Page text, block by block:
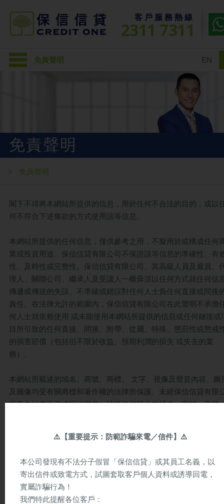
客戶服務熱線
2311 7311
免責聲明 EN
免責聲明
免責聲明
閣下不得將本網站所提供的信息，用於任何不合法的目的，或以
何不符合下述條款的方式使用該等信息。
本網站所提供的任何信息，僅供參考之用，不擬用於或構成任何
業或投資用途。保信信貸有限公司不保證該等信息的準確性、有
性、及時性或完整性。保信信貸有限公司、其高級人員及雇員、
理人、關聯公司、繼承人及受讓人一概毋須以任何方式就任何信
傳遞或傳送的失誤、不準確或錯誤對任何人士負任何直接或間接
責任。在法律允許的範圍內，保信信貸有限公司在此聲明不承擔
何人士就依賴使用 或未能使用本網站所提供的信息或任何鏈接或
目所引致的任何直接、間接、附帶、從屬、特殊、懲罰性或懲戒
的損害賠償（包括但不限於收益、預期利潤的損失 或失去的業
務）。
本網站所載述的域名、商號、商標、 文字、視像及聲音內容、圖
及圖像均受有關商標和著作權的法律所保護。未經保信信貸有限
司事先以書面形式明確同意，該等任何部分的域名、商號、商標
責。本集團對可與本網址連接的網站所提供資料、內容的準確性
適用性不承擔任何責任，亦不保障瀏覽人士對第三者所提供的資
是受到保護的。
⚠️ 【重要提示：防範詐騙來電／信件】 ⚠️
本公司發現有不法分子假冒「保信信貸」或其員工名義，以
寄出信件或致電方式，試圖套取客戶個人資料或誘導回電，
實屬詐騙行為！
我們特此提醒各位客戶：